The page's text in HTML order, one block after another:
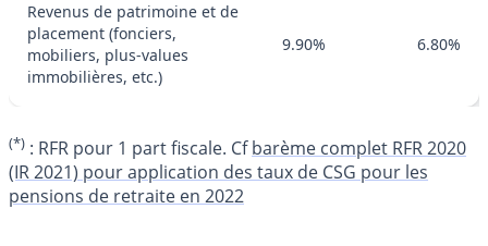
Revenus de patrimoine et de
placement (fonciers,
mobiliers, plus-values
immobilières, etc.)
9.90% 6.80%
(*) : RFR pour 1 part fiscale. Cfbarème complet RFR 2020
(IR 2021) pour application des taux de CSG pour les
pensions de retraite en 2022